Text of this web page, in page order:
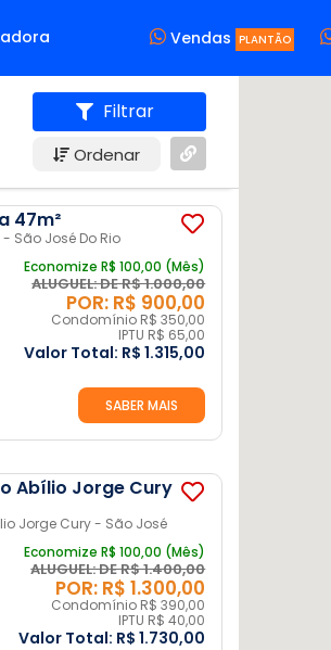
Vendas PLANTÃO
Filtrar
Ordenar
47m²
São José Do Rio
Economize R$ 100,00 (Mês)
ALUGUEL: DE R$ 1.000,00
POR: R$ 900,00
Condomínio R$ 350,00
IPTU R$ 65,00
Valor Total: R$ 1.315,00
SABER MAIS
Abílio Jorge Cury
Jorge Cury - São José
Economize R$ 100,00 (Mês)
ALUGUEL: DE R$ 1.400,00
POR: R$ 1.300,00
Condomínio R$ 390,00
IPTU R$ 40,00
Valor Total: R$ 1.730,00